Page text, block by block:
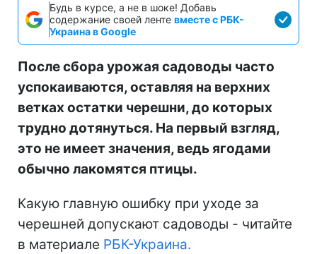
Будь в курсе, а не в шоке! Добавь
содержание своей ленте вместе с РБК-
Украина в Google
После сбора урожая садоводы часто
успокаиваются, оставляя на верхних
ветках остатки черешни, до которых
трудно дотянуться. На первый взгляд,
это не имеет значения, ведь ягодами
обычно лакомятся птицы.
Какую главную ошибку при уходе за
черешней допускают садоводы - читайте
в материале РБК-Украина.